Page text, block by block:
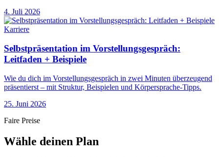
4. Juli 2026
Karriere
Selbstpräsentation im Vorstellungsgespräch:
Leitfaden + Beispiele
Wie du dich im Vorstellungsgespräch in zwei Minuten überzeugend
präsentierst – mit Struktur, Beispielen und Körpersprache-Tipps.
25. Juni 2026
Faire Preise
Wähle deinen Plan